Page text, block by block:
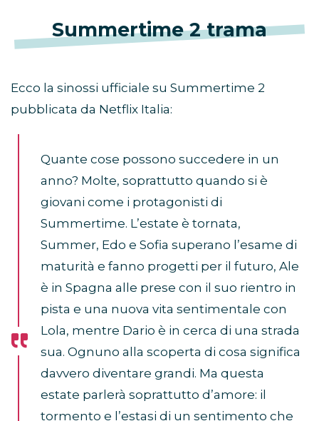
Summertime 2 trama
Ecco la sinossi ufficiale su Summertime 2
pubblicata da Netflix Italia:
Quante cose possono succedere in un
anno? Molte, soprattutto quando si è
giovani come i protagonisti di
Summertime. L’estate è tornata,
Summer, Edo e Sofia superano l’esame di
maturità e fanno progetti per il futuro, Ale
è in Spagna alle prese con il suo rientro in
pista e una nuova vita sentimentale con
Lola, mentre Dario è in cerca di una strada
sua. Ognuno alla scoperta di cosa significa
davvero diventare grandi. Ma questa
estate parlerà soprattutto d’amore: il
tormento e l’estasi di un sentimento che